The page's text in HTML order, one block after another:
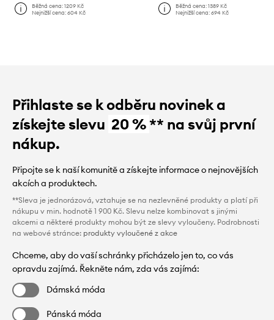
Běžná cena:1209 Kč
Nejnižší cena:604 Kč
Běžná cena: 1389 Kč
Nejnižší cena: 694 Kč
Přihlaste se k odběru novinek a
získejte slevu 20 %** na svůj první
nákup.
Připojte se k naší komunitě a získejte informace o nejnovějších
akcích a produktech.
**Sleva je jednorázová, vztahuje se na nezlevněné produkty a platí při
nákupu v min. hodnotě 1 900 Kč. Slevu nelze kombinovat s jinými
akcemi a některé produkty mohou být ze slevy vyloučeny. Podrobnosti
na webové stránce: produkty vyloučené z akce
Chceme, aby do vaší schránky přicházelo jen to, co vás
opravdu zajímá. Řekněte nám, zda vás zajímá:
Dámská móda
Pánská móda